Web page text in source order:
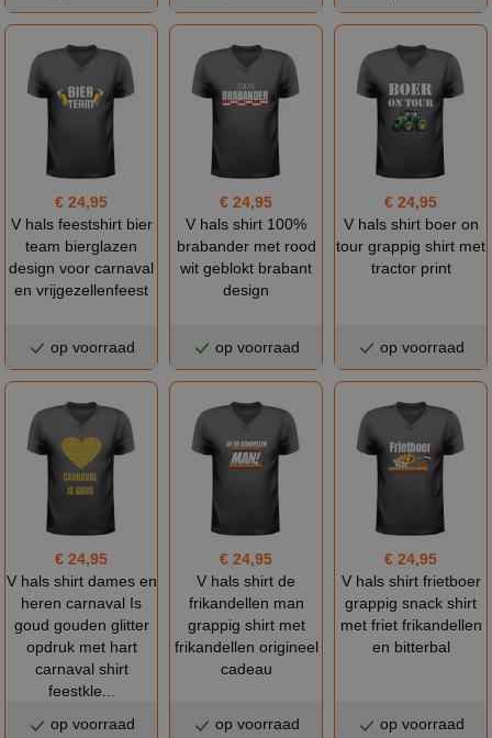
€ 24,95
V hals feestshirt bier
team bierglazen
design voor carnaval
en vrijgezellenfeest
op voorraad
€ 24,95
V hals shirt 100%
brabander met rood
wit geblokt brabant
design
op voorraad
€ 24,95
V hals shirt boer on
tour grappig shirt met
tractor print
op voorraad
€ 24,95
V hals shirt dames en
heren carnaval Is
goud gouden glitter
opdruk met hart
carnaval shirt
feestkle...
op voorraad
€ 24,95
V hals shirt de
frikandellen man
grappig shirt met
frikandellen origineel
cadeau
op voorraad
€ 24,95
V hals shirt frietboer
grappig snack shirt
met friet frikandellen
en bitterbal
op voorraad